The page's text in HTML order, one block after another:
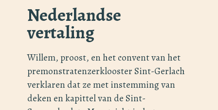
Nederlandse
vertaling
Willem, proost, en het convent van het
premonstratenzerklooster Sint-Gerlach
verklaren dat ze met instemming van
deken en kapittel van de Sint-